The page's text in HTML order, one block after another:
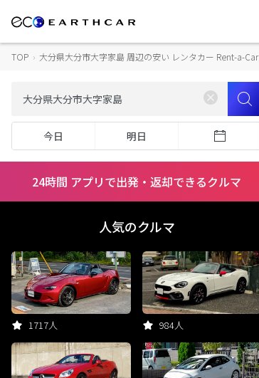
TOP › 大分県大分市大字家島 周辺の安い レンタカー Rent-a-Car
今日 明日
24時間 アプリで出発・返却できるクルマ
人気のクルマ
1717人 984人